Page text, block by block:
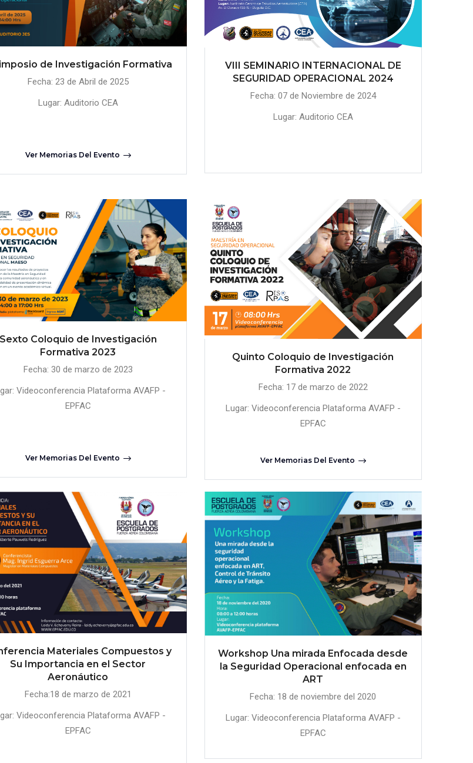
de Investigación Formativa
Fecha: 23 de Abril de 2025
Lugar: Auditorio CEA
Ver Memorias Del Evento
VIII SEMINARIO INTERNACIONAL DE
SEGURIDAD OPERACIONAL 2024
Fecha: 07 de Noviembre de 2024
Lugar: Auditorio CEA
Sexto Coloquio de Investigación
Formativa 2023
Fecha: 30 de marzo de 2023
Videoconferencia Plataforma AVAFP -
EPFAC
Ver Memorias Del Evento
Quinto Coloquio de Investigación
Formativa 2022
Fecha: 17 de marzo de 2022
Lugar: Videoconferencia Plataforma AVAFP -
EPFAC
Ver Memorias Del Evento
Materiales Compuestos y
Su Importancia en el Sector
Aeronáutico
Fecha:18 de marzo de 2021
Videoconferencia Plataforma AVAFP -
EPFAC
Workshop Una mirada Enfocada desde
la Seguridad Operacional enfocada en
ART
Fecha: 18 de noviembre del 2020
Lugar: Videoconferencia Plataforma AVAFP -
EPFAC